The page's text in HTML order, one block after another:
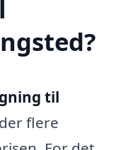
til
flere